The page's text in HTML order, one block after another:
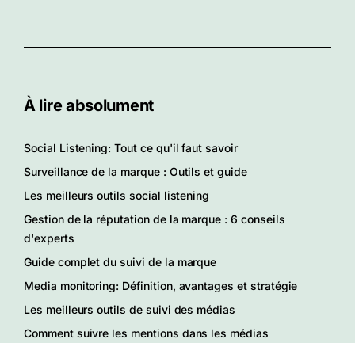
À lire absolument
Social Listening: Tout ce qu'il faut savoir
Surveillance de la marque : Outils et guide
Les meilleurs outils social listening
Gestion de la réputation de la marque : 6 conseils
d'experts
Guide complet du suivi de la marque
Media monitoring: Définition, avantages et stratégie
Les meilleurs outils de suivi des médias
Comment suivre les mentions dans les médias